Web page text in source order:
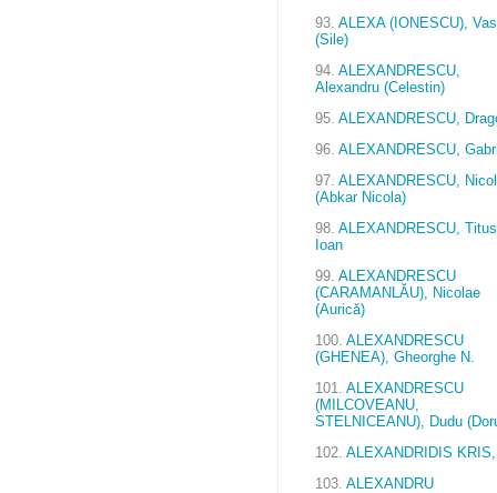
93. ALEXA (IONESCU),
(Sile)
94. ALEXANDRESCU,
Alexandru (Celestin)
95. ALEXANDRESCU,
96. ALEXANDRESCU,
97. ALEXANDRESCU,
(Abkar Nicola)
98. ALEXANDRESCU, Titus
Ioan
99. ALEXANDRESCU
(CARAMANLĂU), Nicolae
(Aurică)
100. ALEXANDRESCU
(GHENEA), Gheorghe N.
101. ALEXANDRESCU
(MILCOVEANU,
STELNICEANU), Dudu
102. ALEXANDRIDIS
103. ALEXANDRU